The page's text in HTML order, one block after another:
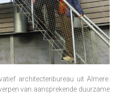
architectenbureau uit Almere.
van aansprekende duurzame